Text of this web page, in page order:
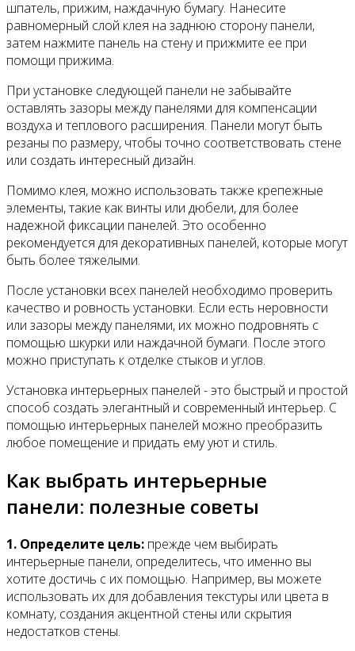
шпатель, прижим, наждачную бумагу. Нанесите
равномерный слой клея на заднюю сторону панели,
затем нажмите панель на стену и прижмите ее при
помощи прижима.
При установке следующей панели не забывайте
оставлять зазоры между панелями для компенсации
воздуха и теплового расширения. Панели могут быть
резаны по размеру, чтобы точно соответствовать стене
или создать интересный дизайн.
Помимо клея, можно использовать также крепежные
элементы, такие как винты или дюбели, для более
надежной фиксации панелей. Это особенно
рекомендуется для декоративных панелей, которые могут
быть более тяжелыми.
После установки всех панелей необходимо проверить
качество и ровность установки. Если есть неровности
или зазоры между панелями, их можно подровнять с
помощью шкурки или наждачной бумаги. После этого
можно приступать к отделке стыков и углов.
Установка интерьерных панелей - это быстрый и простой
способ создать элегантный и современный интерьер. С
помощью интерьерных панелей можно преобразить
любое помещение и придать ему уют и стиль.
Как выбрать интерьерные
панели: полезные советы
1. Определите цель: прежде чем выбирать
интерьерные панели, определитесь, что именно вы
хотите достичь с их помощью. Например, вы можете
использовать их для добавления текстуры или цвета в
комнату, создания акцентной стены или скрытия
недостатков стены.